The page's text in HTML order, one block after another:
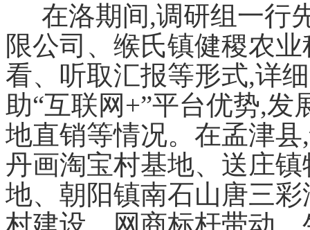
在洛期间,调研组一行
限公司、缑氏镇健稷农
看、听取汇报等形式,详
助“互联网+”平台优势,
地直销等情况。 在孟津
丹画淘宝村基地、送庄
地、朝阳镇南石山唐三